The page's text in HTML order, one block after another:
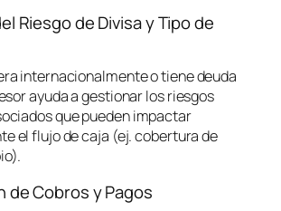
Riesgo de Divisa y Tipo de
internacionalmente o tiene deuda
ayuda a gestionar los riesgos
que pueden impactar
el flujo de caja (ej. cobertura de
de Cobros y Pagos